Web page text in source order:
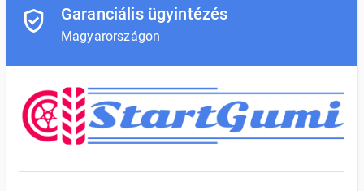
Garanciális ügyintézés
Magyarországon